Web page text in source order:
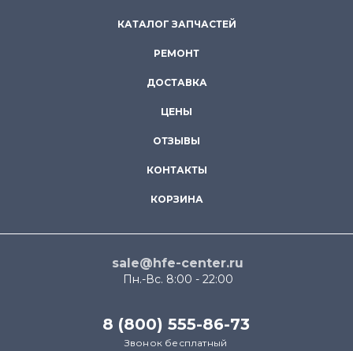
КАТАЛОГ ЗАПЧАСТЕЙ
РЕМОНТ
ДОСТАВКА
ЦЕНЫ
ОТЗЫВЫ
КОНТАКТЫ
КОРЗИНА
sale@hfe-center.ru
Пн.-Вс. 8:00 - 22:00
8 (800) 555-86-73
Звонок бесплатный